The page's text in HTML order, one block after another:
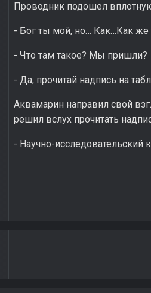
Проводник подошел
- Бог ты мой, но… Как…Как
- Что там такое? Мы пришли?
- Да, прочитай надпись на
Аквамарин направил свой
решил вслух прочитать
- Научно-исследовательский